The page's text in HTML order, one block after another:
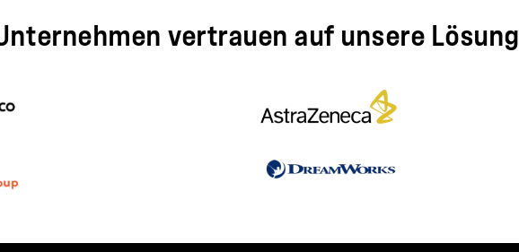
vertrauen auf unsere Lösung